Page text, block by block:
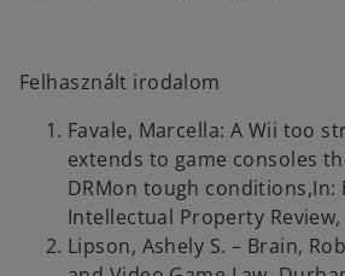
Felhasznált irodalom
Favale, Marcella: A Wii too
extends to game consoles
DRMon tough conditions,In:
Intellectual Property Review,
Lipson, Ashely S. – Brain,